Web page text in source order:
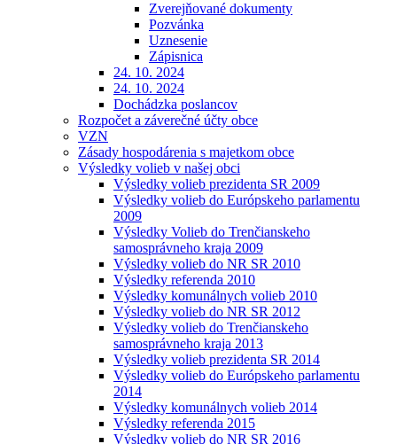
Zverejňované dokumenty
Pozvánka
Uznesenie
Zápisnica
24. 10. 2024
24. 10. 2024
Dochádzka poslancov
Rozpočet a záverečné účty obce
VZN
Zásady hospodárenia s majetkom obce
Výsledky volieb v našej obci
Výsledky volieb prezidenta SR 2009
Výsledky volieb do Európskeho parlamentu
2009
Výsledky Volieb do Trenčianskeho
samosprávneho kraja 2009
Výsledky volieb do NR SR 2010
Výsledky referenda 2010
Výsledky komunálnych volieb 2010
Výsledky volieb do NR SR 2012
Výsledky volieb do Trenčianskeho
samosprávneho kraja 2013
Výsledky volieb prezidenta SR 2014
Výsledky volieb do Európskeho parlamentu
2014
Výsledky komunálnych volieb 2014
Výsledky referenda 2015
Výsledky volieb do NR SR 2016